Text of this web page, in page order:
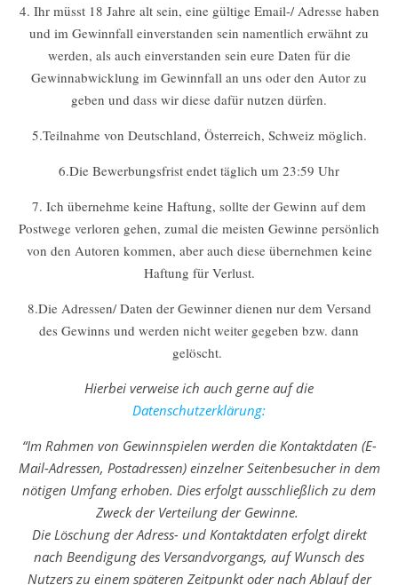
4. Ihr müsst 18 Jahre alt sein, eine gültige Email-/ Adresse haben
und im Gewinnfall einverstanden sein namentlich erwähnt zu
werden, als auch einverstanden sein eure Daten für die
Gewinnabwicklung im Gewinnfall an uns oder den Autor zu
geben und dass wir diese dafür nutzen dürfen.
5.Teilnahme von Deutschland, Österreich, Schweiz möglich.
6.Die Bewerbungsfrist endet täglich um 23:59 Uhr
7. Ich übernehme keine Haftung, sollte der Gewinn auf dem
Postwege verloren gehen, zumal die meisten Gewinne persönlich
von den Autoren kommen, aber auch diese übernehmen keine
Haftung für Verlust.
8.Die Adressen/ Daten der Gewinner dienen nur dem Versand
des Gewinns und werden nicht weiter gegeben bzw. dann
gelöscht.
Hierbei verweise ich auch gerne auf die
Datenschutzerklärung:
“Im Rahmen von Gewinnspielen werden die Kontaktdaten (E-
Mail-Adressen, Postadressen) einzelner Seitenbesucher in dem
nötigen Umfang erhoben. Dies erfolgt ausschließlich zu dem
Zweck der Verteilung der Gewinne.
Die Löschung der Adress- und Kontaktdaten erfolgt direkt
nach Beendigung des Versandvorgangs, auf Wunsch des
Nutzers zu einem späteren Zeitpunkt oder nach Ablauf der